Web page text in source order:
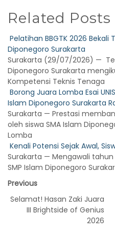
Related Posts
Pelatihan BBGTK 2026
Diponegoro Surakarta
Surakarta (29/07/2026) —
Diponegoro Surakarta
Kompetensi Teknis Tenaga
Borong Juara Lomba Esai
Islam Diponegoro Surakarta
Surakarta — Prestasi
oleh siswa SMA Islam
Lomba
Kenali Potensi Sejak Awal,
Surakarta — Mengawali tahun
SMP Islam Diponegoro
Previous
Selamat! Hasan Zaki Juara
III Brightside of Genius
2026